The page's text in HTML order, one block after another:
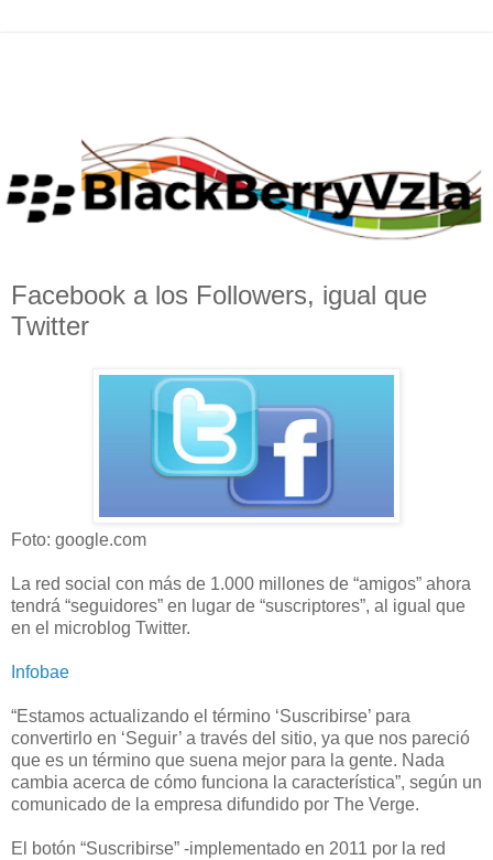
Facebook a los Followers, igual que
Twitter
Foto: google.com
La red social con más de 1.000 millones de “amigos” ahora
tendrá “seguidores” en lugar de “suscriptores”, al igual que
en el microblog Twitter.
Infobae
“Estamos actualizando el término ‘Suscribirse’ para
convertirlo en ‘Seguir’ a través del sitio, ya que nos pareció
que es un término que suena mejor para la gente. Nada
cambia acerca de cómo funciona la característica”, según un
comunicado de la empresa difundido por The Verge.
El botón “Suscribirse” -implementado en 2011 por la red